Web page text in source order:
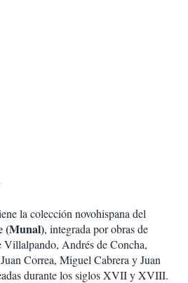
la colección novohispana del
(Munal), integrada por obras de
Villalpando, Andrés de Concha,
Correa, Miguel Cabrera y Juan
durante los siglos XVII y XVIII.